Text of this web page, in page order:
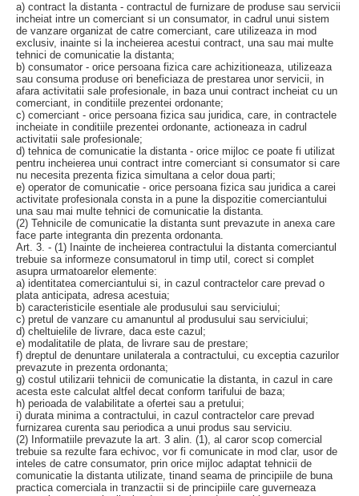
a) contract la distanta - contractul de furnizare de produse sau servicii
incheiat intre un comerciant si un consumator, in cadrul unui sistem
de vanzare organizat de catre comerciant, care utilizeaza in mod
exclusiv, inainte si la incheierea acestui contract, una sau mai multe
tehnici de comunicatie la distanta;
b) consumator - orice persoana fizica care achizitioneaza, utilizeaza
sau consuma produse ori beneficiaza de prestarea unor servicii, in
afara activitatii sale profesionale, in baza unui contract incheiat cu un
comerciant, in conditiile prezentei ordonante;
c) comerciant - orice persoana fizica sau juridica, care, in contractele
incheiate in conditiile prezentei ordonante, actioneaza in cadrul
activitatii sale profesionale;
d) tehnica de comunicatie la distanta - orice mijloc ce poate fi utilizat
pentru incheierea unui contract intre comerciant si consumator si care
nu necesita prezenta fizica simultana a celor doua parti;
e) operator de comunicatie - orice persoana fizica sau juridica a carei
activitate profesionala consta in a pune la dispozitie comerciantului
una sau mai multe tehnici de comunicatie la distanta.
(2) Tehnicile de comunicatie la distanta sunt prevazute in anexa care
face parte integranta din prezenta ordonanta.
Art. 3. - (1) Inainte de incheierea contractului la distanta comerciantul
trebuie sa informeze consumatorul in timp util, corect si complet
asupra urmatoarelor elemente:
a) identitatea comerciantului si, in cazul contractelor care prevad o
plata anticipata, adresa acestuia;
b) caracteristicile esentiale ale produsului sau serviciului;
c) pretul de vanzare cu amanuntul al produsului sau serviciului;
d) cheltuielile de livrare, daca este cazul;
e) modalitatile de plata, de livrare sau de prestare;
f) dreptul de denuntare unilaterala a contractului, cu exceptia cazurilor
prevazute in prezenta ordonanta;
g) costul utilizarii tehnicii de comunicatie la distanta, in cazul in care
acesta este calculat altfel decat conform tarifului de baza;
h) perioada de valabilitate a ofertei sau a pretului;
i) durata minima a contractului, in cazul contractelor care prevad
furnizarea curenta sau periodica a unui produs sau serviciu.
(2) Informatiile prevazute la art. 3 alin. (1), al caror scop comercial
trebuie sa rezulte fara echivoc, vor fi comunicate in mod clar, usor de
inteles de catre consumator, prin orice mijloc adaptat tehnicii de
comunicatie la distanta utilizate, tinand seama de principiile de buna
practica comerciala in tranzactii si de principiile care guverneaza